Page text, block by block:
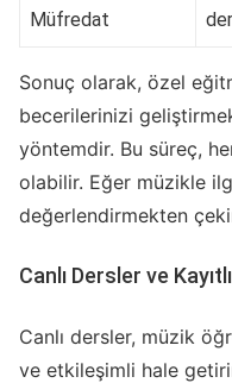
Müfredat
Sonuç olarak, özel
becerilerinizi
yöntemdir. Bu süreç,
olabilir. Eğer müzikle
değerlendirmekten
Canlı Dersler ve
Canlı dersler, müzik
ve etkileşimli hale